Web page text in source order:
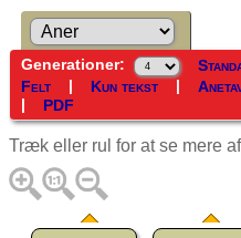
Generationer:
Felt| Kun tekst|
| PDF
Træk eller rul for at se mere